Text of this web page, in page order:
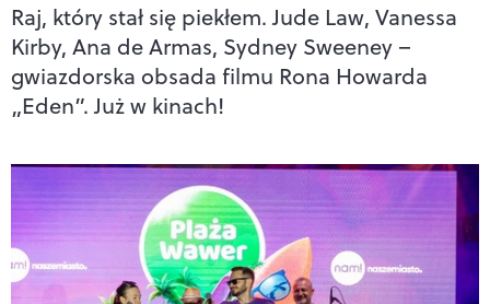
Raj, który stał się piekłem. Jude Law, Vanessa
Kirby, Ana de Armas, Sydney Sweeney –
gwiazdorska obsada filmu Rona Howarda
„Eden”. Już w kinach!